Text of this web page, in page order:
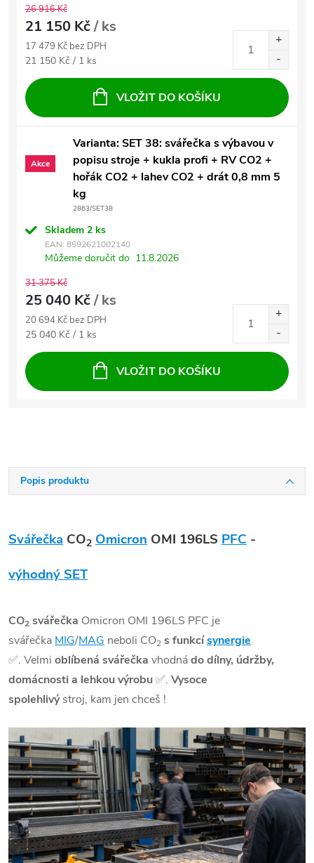
26 916 Kč
21 150 Kč/ ks
17 479 Kč bez DPH
Měrná cena:
21 150 Kč / 1 ks
VLOŽIT DO KOŠÍKU
Akce
Varianta: SET 38: svářečka s výbavou v
popisu stroje + kukla profi + RV CO2 +
hořák CO2 + lahev CO2 + drát 0,8 mm 5
kg
2863/SET38
Skladem 2 ks
EAN: 8592621002140
Můžeme doručit do 11.8.2026
31 375 Kč
25 040 Kč/ ks
20 694 Kč bez DPH
Měrná cena:
25 040 Kč / 1 ks
VLOŽIT DO KOŠÍKU
Popis produktu
Svářečka CO2 Omicron OMI 196LS PFC -
výhodný SET
CO2 svářečka Omicron OMI 196LS PFC je
svářečka MIG/MAG neboli CO2 s funkcísynergie
✅. Velmi oblíbená svářečka vhodnádo dílny, údržby,
domácnosti a lehkou výrobu✅. Vysoce
spolehlivýstroj, kam jen chceš !